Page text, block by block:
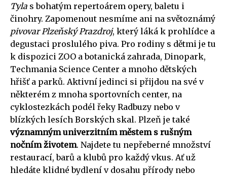
Tyla s bohatým repertoárem opery, baletu i
činohry. Zapomenout nesmíme ani na světoznámý
pivovar Plzeňský Prazdroj, který láká k prohlídce a
degustaci proslulého piva. Pro rodiny s dětmi je tu
k dispozici ZOO a botanická zahrada, Dinopark,
Techmania Science Center a mnoho dětských
hřišť a parků. Aktivní jedinci si přijdou na své v
některém z mnoha sportovních center, na
cyklostezkách podél řeky Radbuzy nebo v
blízkých lesích Borských skal. Plzeň je také
významným univerzitním městem s rušným
nočním životem. Najdete tu nepřeberné množství
restaurací, barů a klubů pro každý vkus. Ať už
hledáte klidné bydlení v dosahu přírody nebo